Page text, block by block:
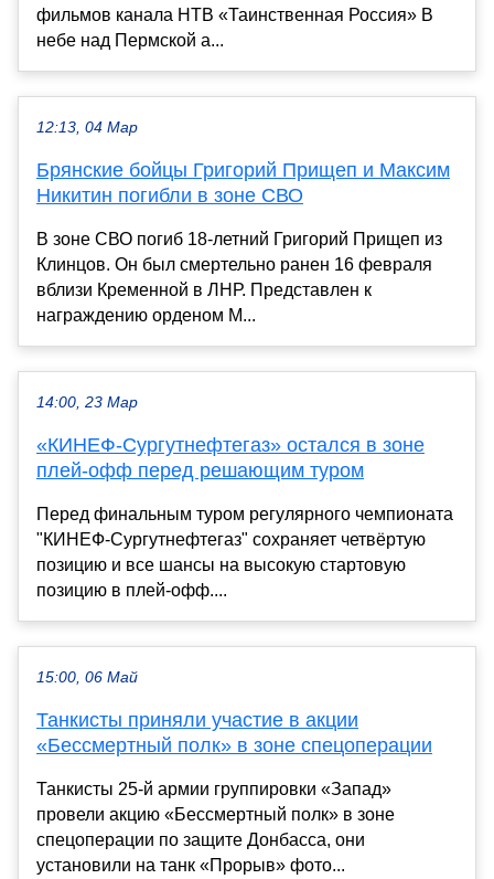
фильмов канала НТВ «Таинственная Россия» В
небе над Пермской а...
12:13, 04 Мар
Брянские бойцы Григорий Прищеп и Максим
Никитин погибли в зоне СВО
В зоне СВО погиб 18-летний Григорий Прищеп из
Клинцов. Он был смертельно ранен 16 февраля
вблизи Кременной в ЛНР. Представлен к
награждению орденом М...
14:00, 23 Мар
«КИНЕФ-Сургутнефтегаз» остался в зоне
плей-офф перед решающим туром
Перед финальным туром регулярного чемпионата
"КИНЕФ-Сургутнефтегаз" сохраняет четвёртую
позицию и все шансы на высокую стартовую
позицию в плей-офф....
15:00, 06 Май
Танкисты приняли участие в акции
«Бессмертный полк» в зоне спецоперации
Танкисты 25-й армии группировки «Запад»
провели акцию «Бессмертный полк» в зоне
спецоперации по защите Донбасса, они
установили на танк «Прорыв» фото...